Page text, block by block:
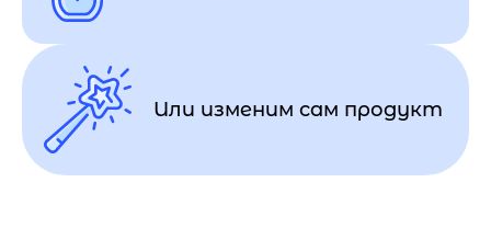
Или изменим сам продукт